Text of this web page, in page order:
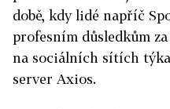
době, kdy lidé napříč
profesním důsledkům
na sociálních sítích
server Axios.